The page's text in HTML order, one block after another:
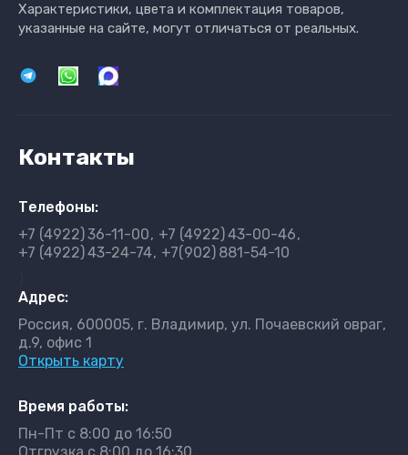
Характеристики, цвета и комплектация товаров,
указанные на сайте, могут отличаться от реальных.
Контакты
Телефоны:
+7 (4922)36-11-00 +7 (4922)43-00-46
+7 (4922)43-24-74 +7(902) 881-54-10
Адрес:
Россия, 600005, г. Владимир, ул. Почаевский овраг,
д.9, офис 1
Открыть карту
Время работы:
Пн-Пт с 8:00 до 16:50